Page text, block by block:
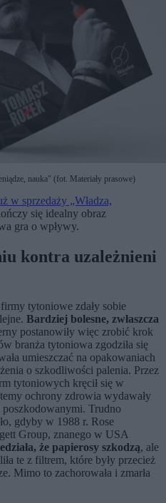
nauka" (fot. Materiały prasowe)
w sprzedaży „Władza,
się idealny obraz
gra o wpływy.
kontra uzależnieni
tytoniowe zdały sobie
Bardziej bolesne, zwłaszcza
postanowiły więc zrobić krok
branża tytoniowa zgodziła się
umieszczać na opakowaniach
o szkodliwości palenia. Przez
tytoniowych kręcił się w
ochrony zdrowia wydawały
Trudno
gdyby w 1988 r. Rose
Group, znanego w USA
że papierosy szkodzą, ale
te z filtrem, które były przecież
Mimo to zachorowała i zmarła